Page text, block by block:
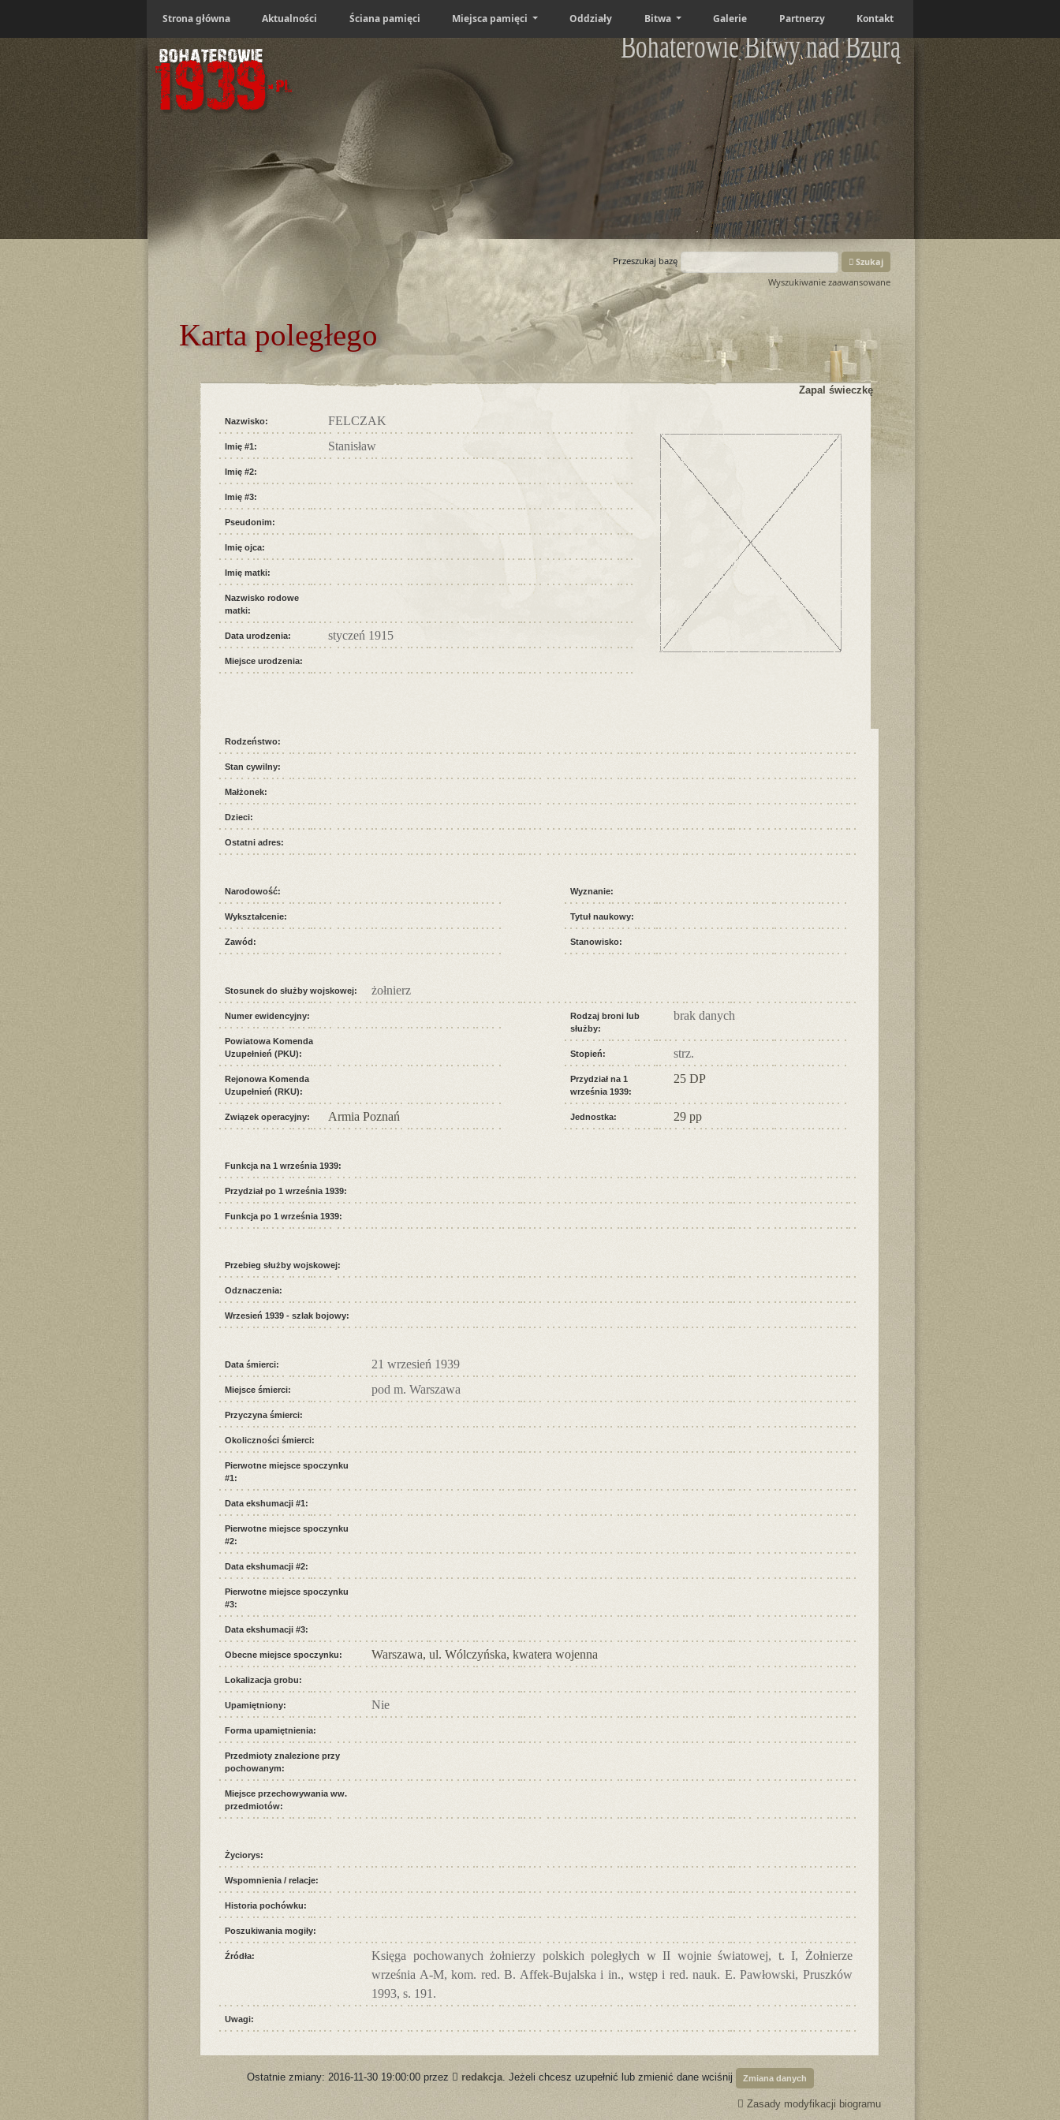
Strona główna Aktualności Ściana pamięci Miejsca pamięci Oddziały Bitwa Galerie Partnerzy Kontakt
Bohaterowie Bitwy nad Bzurą
Przeszukaj bazę
Szukaj
Wyszukiwanie zaawansowane
Karta poległego
Zapal świeczkę
Nazwisko: FELCZAK
Imię #1: Stanisław
Imię #2:
Imię #3:
Pseudonim:
Imię ojca:
Imię matki:
Nazwisko rodowe
matki:
Data urodzenia: styczeń 1915
Miejsce urodzenia:
Rodzeństwo:
Stan cywilny:
Małżonek:
Dzieci:
Ostatni adres:
Narodowość:
Wykształcenie:
Zawód:
Wyznanie:
Tytuł naukowy:
Stanowisko:
Stosunek do służby wojskowej: żołnierz
Numer ewidencyjny:
Powiatowa Komenda
Uzupełnień (PKU):
Rejonowa Komenda
Uzupełnień (RKU):
Związek operacyjny: Armia Poznań
Rodzaj broni lub
służby:
brak danych
Stopień: strz.
Przydział na 1
września 1939:
25 DP
Jednostka: 29 pp
Funkcja na 1 września 1939:
Przydział po 1 września 1939:
Funkcja po 1 września 1939:
Przebieg służby wojskowej:
Odznaczenia:
Wrzesień 1939 - szlak bojowy:
Data śmierci: 21 wrzesień 1939
Miejsce śmierci: pod m. Warszawa
Przyczyna śmierci:
Okoliczności śmierci:
Pierwotne miejsce spoczynku
#1:
Data ekshumacji #1:
Pierwotne miejsce spoczynku
#2:
Data ekshumacji #2:
Pierwotne miejsce spoczynku
#3:
Data ekshumacji #3:
Obecne miejsce spoczynku: Warszawa, ul. Wólczyńska, kwatera wojenna
Lokalizacja grobu:
Upamiętniony: Nie
Forma upamiętnienia:
Przedmioty znalezione przy
pochowanym:
Miejsce przechowywania ww.
przedmiotów:
Życiorys:
Wspomnienia / relacje:
Historia pochówku:
Poszukiwania mogiły:
Źródła:
Księga pochowanych żołnierzy polskich poległych w II wojnie światowej, t. I, Żołnierze
września A-M, kom. red. B. Affek-Bujalska i in., wstęp i red. nauk. E. Pawłowski, Pruszków
1993, s. 191.
Uwagi:
Ostatnie zmiany: 2016-11-30 19:00:00 przez redakcja. Jeżeli chcesz uzupełnić lub zmienić dane wciśnij Zmiana danych
Zasady modyfikacji biogramu